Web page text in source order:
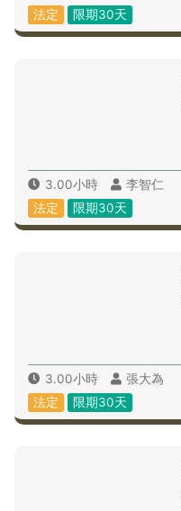
法定
限期30天
3.00小時
李智仁
法定
限期30天
3.00小時
張大為
法定
限期30天